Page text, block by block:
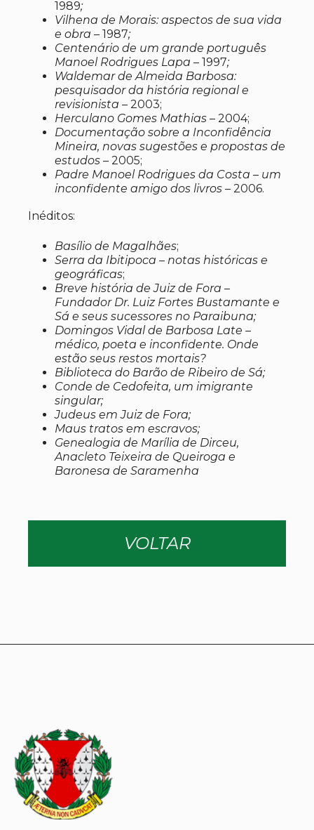
1989;
Vilhena de Morais: aspectos de sua vida
e obra – 1987;
Centenário de um grande português
Manoel Rodrigues Lapa – 1997;
Waldemar de Almeida Barbosa:
pesquisador da história regional e
revisionista – 2003;
Herculano Gomes Mathias– 2004;
Documentação sobre a Inconfidência
Mineira, novas sugestões e propostas de
estudos– 2005;
Padre Manoel Rodrigues da Costa – um
inconfidente amigo dos livros – 2006.
Inéditos:
Basílio de Magalhães;
Serra da Ibitipoca – notas históricas e
geográficas;
Breve história de Juiz de Fora –
Fundador Dr. Luiz Fortes Bustamante e
Sá e seus sucessores no Paraibuna;
Domingos Vidal de Barbosa Late –
médico, poeta e inconfidente. Onde
estão seus restos mortais?
Biblioteca do Barão de Ribeiro de Sá;
Conde de Cedofeita, um imigrante
singular;
Judeus em Juiz de Fora;
Maus tratos em escravos;
Genealogia de Marília de Dirceu,
Anacleto Teixeira de Queiroga e
Baronesa de Saramenha
VOLTAR